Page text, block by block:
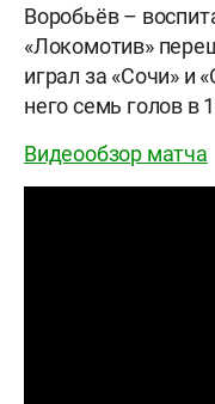
Воробьёв –
«Локомотив»
играл за «Сочи» и
него семь голов в
Видеообзор матча